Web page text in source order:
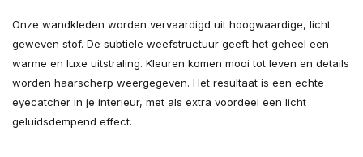
Onze wandkleden worden vervaardigd uit hoogwaardige, licht
geweven stof. De subtiele weefstructuur geeft het geheel een
warme en luxe uitstraling. Kleuren komen mooi tot leven en details
worden haarscherp weergegeven. Het resultaat is een echte
eyecatcher in je interieur, met als extra voordeel een licht
geluidsdempend effect.